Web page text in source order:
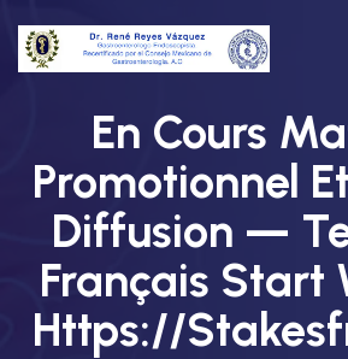
En Cours
Promotionnel
Diffusion —
Français Start
Https://